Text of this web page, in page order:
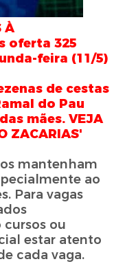
À
oferta 325
feira (11/5)
de cestas
do Pau
mães. VEJA
ZACARIAS'
mantenham
ao
Para vagas
ou
estar atento
cada vaga.